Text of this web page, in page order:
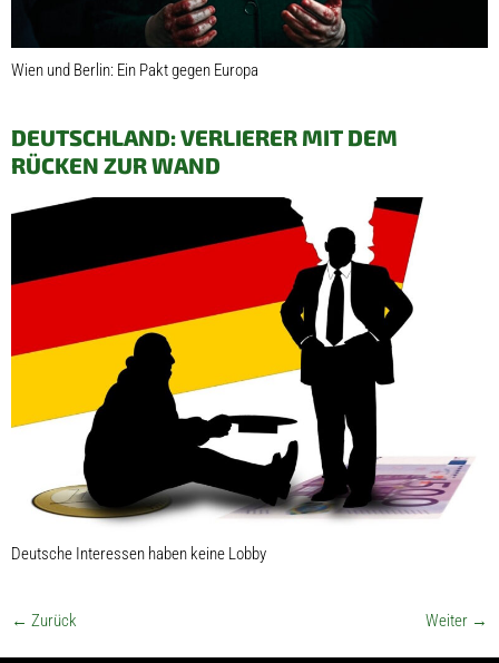
Wien und Berlin: Ein Pakt gegen Europa
DEUTSCHLAND: VERLIERER MIT DEM
RÜCKEN ZUR WAND
Deutsche Interessen haben keine Lobby
← Zurück Weiter →